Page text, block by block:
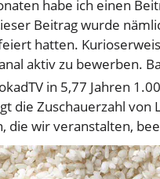
habe ich einen
Beitrag wurde
hatten.
aktiv zu bewerben.
in 5,77 Jahren
die Zuschauerzahl von
die wir veranstalten,